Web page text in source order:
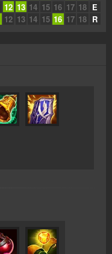
12 13 14 15 16 17 18 E
12 13 14 15 16 17 18 R